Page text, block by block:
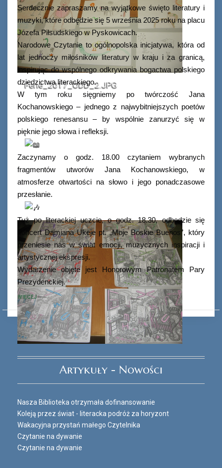
Ferie_2017_ODD_2.JPG
Ferie_2017_ODD_3.JPG
Serdecznie zapraszamy na wyjątkowe święto literatury i
muzyki, które odbędzie się 5 września 2025 roku na placu
Józefa Piłsudskiego w Pyskowicach.
Narodowe Czytanie to ogólnopolska inicjatywa, która od
lat jednoczy miłośników literatury w kraju i za granicą,
inspirując do wspólnego odkrywania bogactwa polskiego
dziedzictwa literackiego.
W tym roku sięgniemy po twórczość Jana
Kochanowskiego – jednego z najwybitniejszych poetów
polskiego renesansu – by wspólnie zanurzyć się w
pięknie jego słowa i refleksji.
Zaczynamy o godz. 18.00 czytaniem wybranych
fragmentów utworów Jana Kochanowskiego, w
atmosferze otwartości na słowo i jego ponadczasowe
przesłanie.
Tuż po literackiej uczcie, o godz. 18.30, odbędzie się
koncert Damiana Ukeje pt. „Moje Boskie Buenos”, który
przeniesie nas w świat emocji, muzycznych inspiracji i
artystycznej ekspresji.
Wydarzenie objęte jest Honorowym Patronatem Pary
Prezydenckiej.
WIĘCEJ
Artykuły - Nowości
Nasza Biblioteka otrzymała dofinansowanie
Koleją przez świat - literacka podróż za horyzont
Wakacyjna przystań małego Czytelnika
Czytanie na dywanie
Czytanie na dywanie